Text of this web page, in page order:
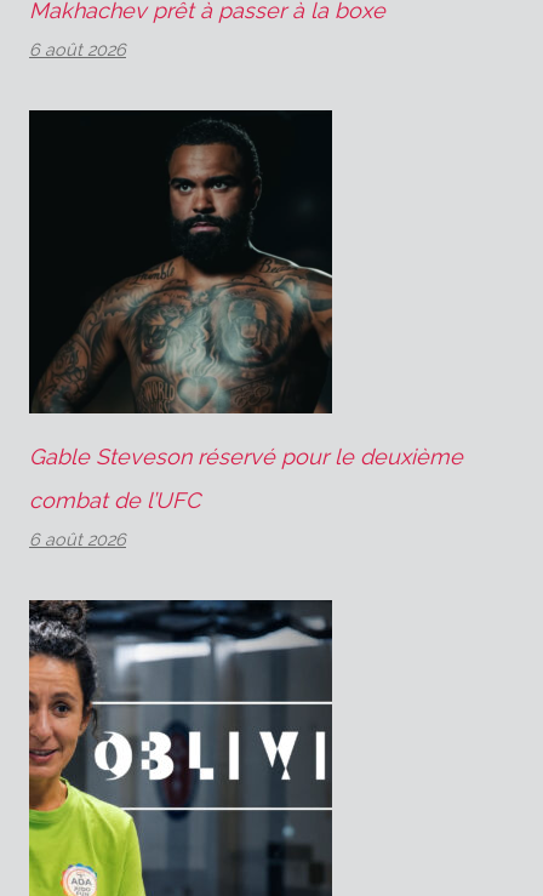
Makhachev prêt à passer à la boxe
6 août 2026
Gable Steveson réservé pour le deuxième
combat de l’UFC
6 août 2026